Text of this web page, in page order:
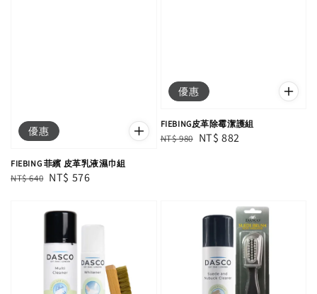
優惠
FIEBING 菲繽 皮革乳液濕巾組
Regular
NT$ 640 Sale
NT$ 576
優惠
FIEBING皮革除霉潔護組
Regular
NT$ 980 Sale
NT$ 882